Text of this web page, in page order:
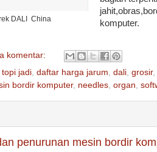
DALI China
komputer.
komentar:
topi jadi daftar harga jarum dali grosir,
bordir komputer, needles organ
penurunan mesin bordir